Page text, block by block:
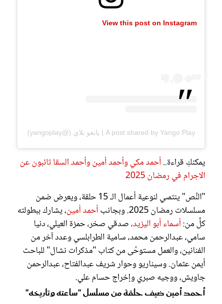
View this post on Instagram
A post shared by Yango Play | يانغو بلاي (@yangoplay)
يمكنكِ قراءة..أحمد مكي وأحمد أمين وأحمد السقا تائبون عن
الاجرام في رمضان 2025
"النُّص" ينتمىي لنوعية أعمال الـ 15 حلقة، ويعرض ضمن
مسلسلات رمضان 2025. وبجانب
أحمد أمين، يشارك ببطولته
كلٌّ من:أسماء أبو اليزيد،صدقي صخر، حمزة العيلي، دنيا
سامي، عبدالرحمن محمد، سامية الطرابلسي وعدد آخر من
الفنانين، والعمل مستوحًى من كتاب "مذكرات نشال" للباحث
أيمن عثمان. وسيناريو وحوار شريف عبدالفتاح، عبدالرحمن
جاويش، ووجيه صبري وإخراج حسام علي.
أحمد أمين ضيف حلقة من مسلسل "ساعته وتاريخه"